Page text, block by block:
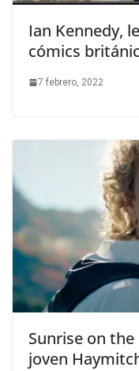
Ian Kennedy,
cómics
7 febrero, 2022
Sunrise on the
joven